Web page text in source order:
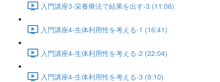
入門講座3-栄養療法で結果を出す-3 (11:06)
入門講座4-生体利用性を考える-1 (16:41)
入門講座4-生体利用性を考える-2 (22:04)
入門講座4-生体利用性を考える-3 (9:10)